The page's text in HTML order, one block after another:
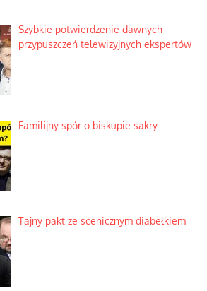
Szybkie potwierdzenie dawnych
przypuszczeń telewizyjnych ekspertów
Familijny spór o biskupie sakry
Tajny pakt ze scenicznym diabełkiem